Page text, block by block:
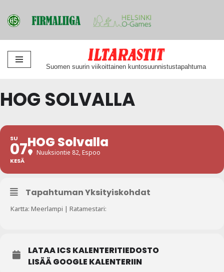
Siirry
Suomen suurin viikoittainen kuntosuunnistustapahtuma
HOG SOLVALLA
SU
07
KESÄ
HOG Solvalla
Nuuksiontie 82, Espoo
Tapahtuman Yksityiskohdat
Kartta: Meerlampi | Ratamestari:
LATAA ICS KALENTERITIEDOSTO
LISÄÄ GOOGLE KALENTERIIN